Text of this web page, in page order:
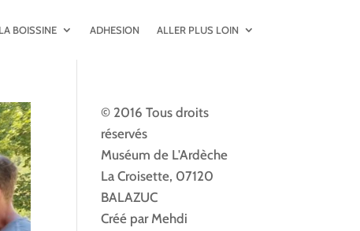
LA BOISSINE ADHESION ALLER PLUS LOIN
© 2016 Tous droits
réservés
Muséum de L'Ardèche
La Croisette, 07120
BALAZUC
Créé par Mehdi